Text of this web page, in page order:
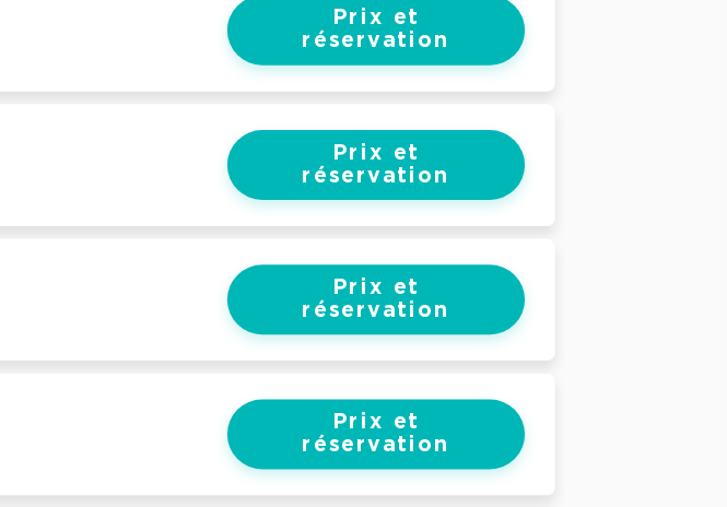
Prix et
réservation
Prix et
réservation
Prix et
réservation
Prix et
réservation